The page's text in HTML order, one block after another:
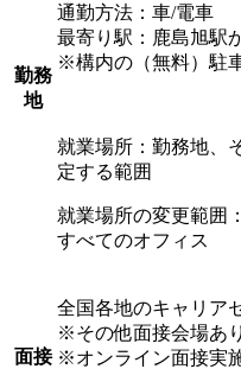
勤務
地
通勤方法：車/電車
最寄り駅：鹿島旭駅
※構内の（無料）駐
就業場所：勤務地、
定する範囲
就業場所の変更範囲
すべてのオフィス
面接
全国各地のキャリア
※その他面接会場あり
※オンライン面接実